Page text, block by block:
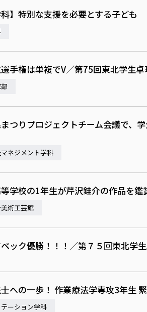
科】特別な支援を必要とする子ども
手権は単複でV／第75回東北学生
つりプロジェクトチーム会議で、
ネジメント学科
学校の1年生が芹沢銈介の作品を鑑
術工芸館
ック優勝！！！／第７５回東北学
への一歩！ 作業療法学専攻3年生
ーション学科